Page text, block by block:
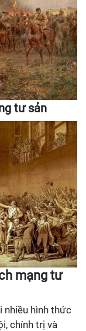
tư sản
mạng tư
nhiều hình thức
chính trị và